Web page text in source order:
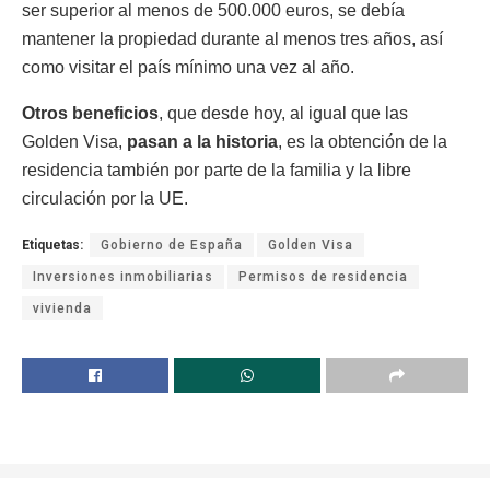
ser superior al menos de 500.000 euros, se debía
mantener la propiedad durante al menos tres años, así
como visitar el país mínimo una vez al año.
Otros beneficios, que desde hoy, al igual que las
Golden Visa, pasan a la historia, es la obtención de la
residencia también por parte de la familia y la libre
circulación por la UE.
Etiquetas: Gobierno de España Golden Visa
Inversiones inmobiliarias Permisos de residencia
vivienda